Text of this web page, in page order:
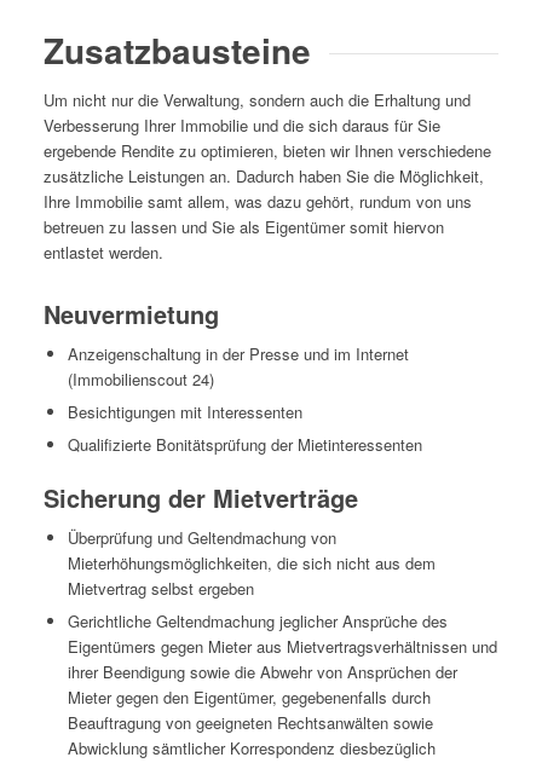
Zusatzbausteine
Um nicht nur die Verwaltung, sondern auch die Erhaltung und
Verbesserung Ihrer Immobilie und die sich daraus für Sie
ergebende Rendite zu optimieren, bieten wir Ihnen verschiedene
zusätzliche Leistungen an. Dadurch haben Sie die Möglichkeit,
Ihre Immobilie samt allem, was dazu gehört, rundum von uns
betreuen zu lassen und Sie als Eigentümer somit hiervon
entlastet werden.
Neuvermietung
Anzeigenschaltung in der Presse und im Internet
(Immobilienscout 24)
Besichtigungen mit Interessenten
Qualifizierte Bonitätsprüfung der Mietinteressenten
Sicherung der Mietverträge
Überprüfung und Geltendmachung von
Mieterhöhungsmöglichkeiten, die sich nicht aus dem
Mietvertrag selbst ergeben
Gerichtliche Geltendmachung jeglicher Ansprüche des
Eigentümers gegen Mieter aus Mietvertragsverhältnissen und
ihrer Beendigung sowie die Abwehr von Ansprüchen der
Mieter gegen den Eigentümer, gegebenenfalls durch
Beauftragung von geeigneten Rechtsanwälten sowie
Abwicklung sämtlicher Korrespondenz diesbezüglich